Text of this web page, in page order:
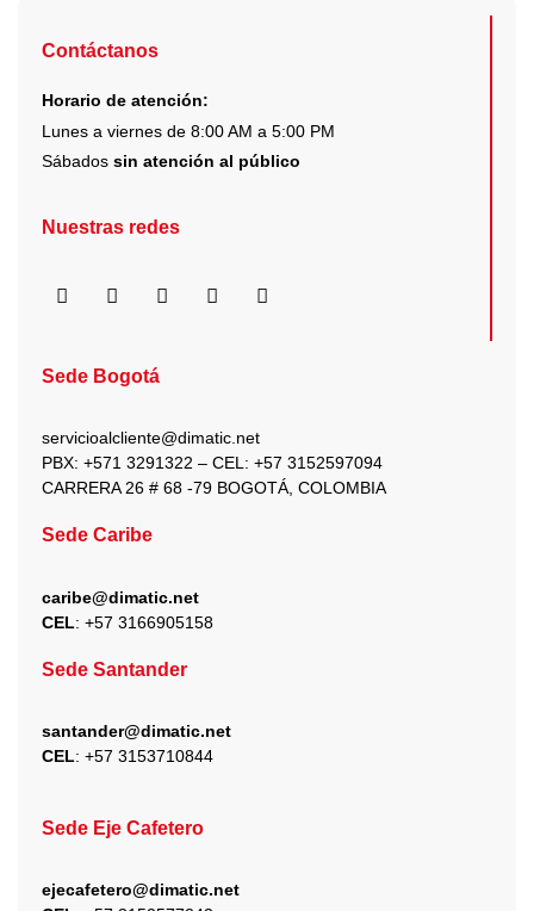
Contáctanos
Horario de atención:
Lunes a viernes de 8:00 AM a 5:00 PM
Sábados sin atención al público
Nuestras redes
F
a
b
o
I
n
g
a
m
X
-
e
r
Y
o
L
i
Sede Bogotá
servicioalcliente@dimatic.net
PBX: +571 3291322 – CEL: +57 3152597094
CARRERA 26 # 68 -79 BOGOTÁ, COLOMBIA
Sede Caribe
caribe@dimatic.net
CEL: +57 3166905158
Sede Santander
santander@dimatic.net
CEL: +57 3153710844
Sede Eje Cafetero
ejecafetero@dimatic.net